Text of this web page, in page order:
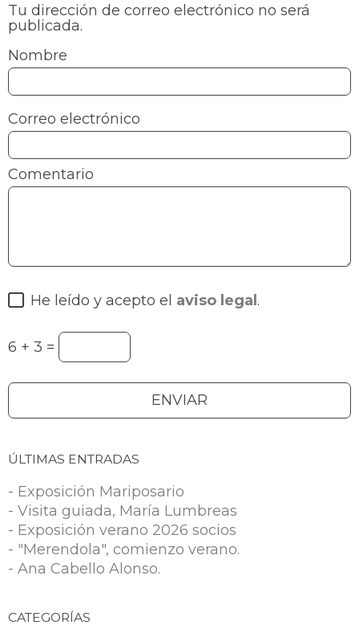
Tu dirección de correo electrónico no será
publicada.
Nombre
Correo electrónico
Comentario
He leído y acepto el aviso legal.
6 + 3 =
ÚLTIMAS ENTRADAS
- Exposición Mariposario
- Visita guiada, María Lumbreas
- Exposición verano 2026 socios
- "Merendola", comienzo verano.
- Ana Cabello Alonso.
CATEGORÍAS